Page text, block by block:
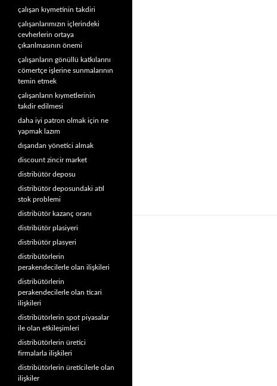
çalışan kıymetinin takdiri
çalışanlarımızın içlerindeki
cevherlerin ortaya
çıkarılmasının önemi
çalışanların gönüllü katkılarını
cömertçe işlerine sunmalarının
temin etmek
çalışanların kıymetlerinin
takdir edilmesi
daha iyi patron olmak için ne
yapmak lazım
dışarıdan yönetici almak
discount zincir market
distribütör deposu
distribütör deposundaki atıl
stok problemi
distribütör kazanç oranı
distribütör plasiyeri
distribütör plasyeri
distribütörlerin
perakendecilerle olan ilişkileri
distribütörlerin
perakendecilerle olan ticari
ilişkileri
distribütörlerin spot piyasalar
ile olan etkileşimleri
distribütörlerin üretici
firmalarla ilişkileri
distribütörlerin üreticilerle olan
ilişkiler